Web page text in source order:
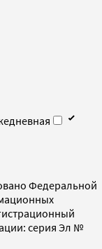
Федеральной
серия Эл №